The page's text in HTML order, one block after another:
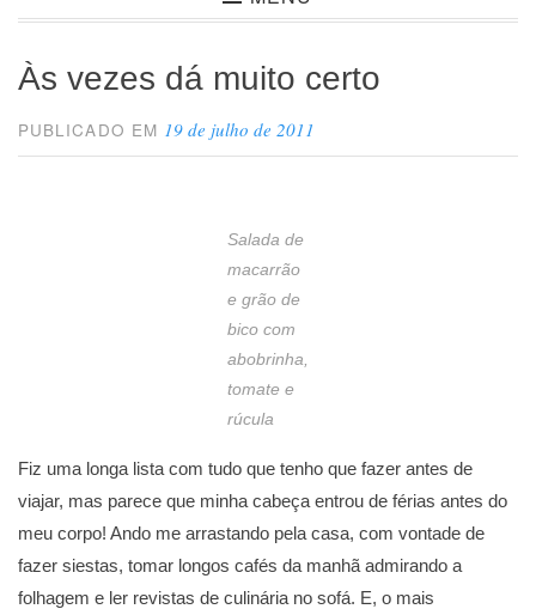
Às vezes dá muito certo
PUBLICADO EM 19 de julho de 2011
Salada de
macarrão
e grão de
bico com
abobrinha,
tomate e
rúcula
Fiz uma longa lista com tudo que tenho que fazer antes de
viajar, mas parece que minha cabeça entrou de férias antes do
meu corpo! Ando me arrastando pela casa, com vontade de
fazer siestas, tomar longos cafés da manhã admirando a
folhagem e ler revistas de culinária no sofá. E, o mais